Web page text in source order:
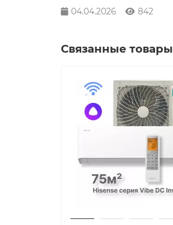
04.04.2026 842
Связанные товары